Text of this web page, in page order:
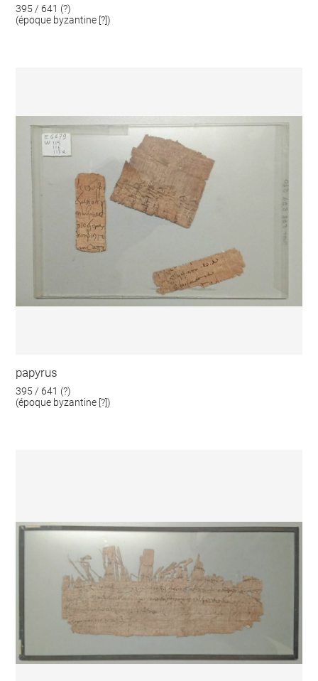
395 / 641 (?)
(époque byzantine [?])
papyrus
395 / 641 (?)
(époque byzantine [?])